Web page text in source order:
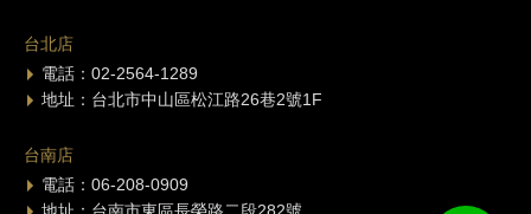
台北店
電話：02-2564-1289
地址：台北市中山區松江路26巷2號1F
台南店
電話：06-208-0909